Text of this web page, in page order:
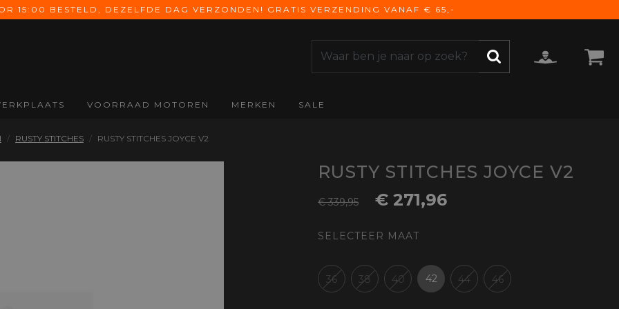
15:00 BESTELD, DEZELFDE DAG VERZONDEN! GRATIS VERZENDING VANAF € 65,-
Alle Onderdelen
Koffers
LAARZEN
Alle Schoenen &
Zomer
Navigatie
Communicatie
Diversen
Motorhoezen
Onderdelen
VOORRAAD MOTOREN MERKEN SALE
RUSTY STITCHES RUSTY STITCHES JOYCE V2
RUSTY STITCHES JOYCE V2
€ 339,95 € 271,96
SELECTEER MAAT
36 38 40 42 44 46